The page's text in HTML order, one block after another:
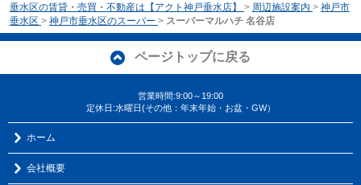
垂水区の賃貸・売買・不動産は【アクト神戸垂水店】 > 周辺施設案内 > 神戸市
垂水区 > 神戸市垂水区のスーパー > スーパーマルハチ 名谷店
ページトップに戻る
営業時間:9:00～19:00
定休日:水曜日(その他：年末年始・お盆・GW）
ホーム
会社概要